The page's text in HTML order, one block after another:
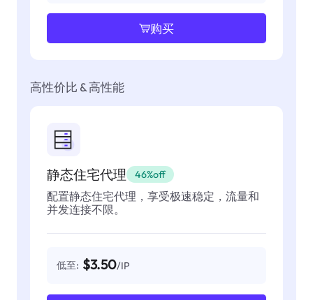
购买
高性价比 & 高性能
静态住宅代理 46%off
配置静态住宅代理，享受极速稳定，流量和
并发连接不限。
低至: $3.50/IP